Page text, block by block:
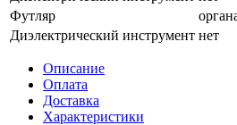
Футляр
Диэлектрический инструмент нет
Описание
Оплата
Доставка
Характеристики